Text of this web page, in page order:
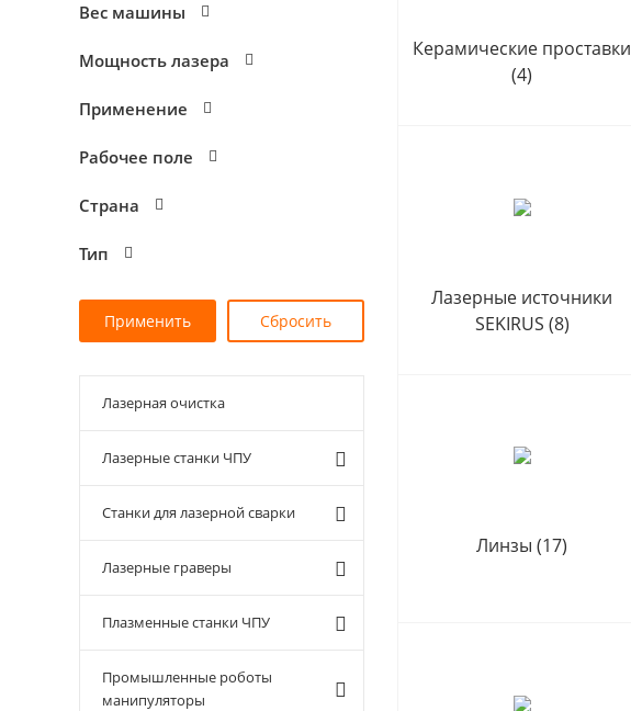
Вес машины
Мощность лазера
Применение
Рабочее поле
Страна
Тип
Лазерная очистка
Лазерные станки ЧПУ
Станки для лазерной сварки
Лазерные граверы
Плазменные станки ЧПУ
Промышленные роботы
манипуляторы
Керамические проставки
(4)
Лазерные источники
SEKIRUS (8)
Линзы(17)